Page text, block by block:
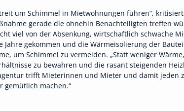
um Schimmel in Mietwohnungen führen“, kritisiert
gerade die ohnehin Benachteiligten treffen
viel von der Absenkung, wirtschaftlich schwache
Jahre gekommen und die Wärmeisolierung der
um Schimmel zu vermeiden. „Statt weniger
zu bewahren und die rasant steigenden
trifft Mieterinnen und Mieter und damit jeden
gemütlich machen.“